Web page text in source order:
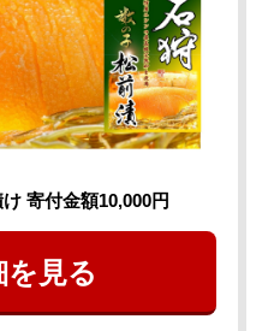
寄付金額10,000円
を見る